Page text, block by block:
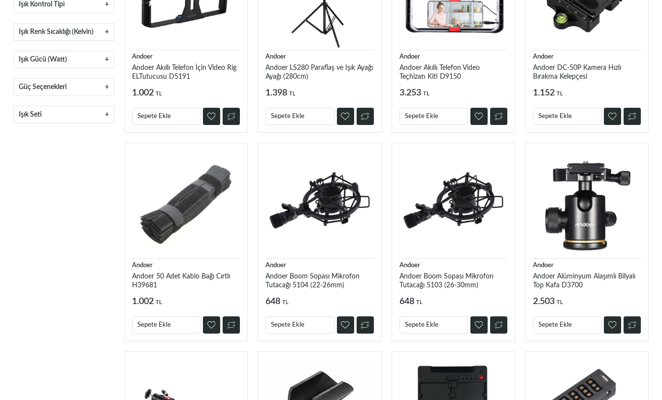
Işık Kontrol Tipi
Işık Renk Sıcaklığı (Kelvin)
Işık Gücü (Watt)
Güç Seçenekleri
Işık Seti
Andoer
Andoer Akıllı Telefon İçin Video Rig
ELTutucusu D5191
1.002 TL
Sepete Ekle
Andoer
Andoer LS280 Paraflaş ve Işık Ayağı
Ayağı (280cm)
1.398 TL
Sepete Ekle
Andoer
Andoer Akıllı Telefon Video
Teçhizatı Kiti D9150
3.253 TL
Sepete Ekle
Andoer
Andoer DC-50P Kamera Hızlı
Bırakma Kelepçesi
1.152 TL
Sepete Ekle
Andoer
Andoer 50 Adet Kablo Bağı Cırtlı
H39681
1.002 TL
Sepete Ekle
Andoer
Andoer Boom Sopası Mikrofon
Tutacağı 5104 (22-26mm)
648 TL
Sepete Ekle
Andoer
Andoer Boom Sopası Mikrofon
Tutacağı 5103 (26-30mm)
648 TL
Sepete Ekle
Andoer
Andoer Alüminyum Alaşımlı Bilyalı
Top Kafa D3700
2.503 TL
Sepete Ekle